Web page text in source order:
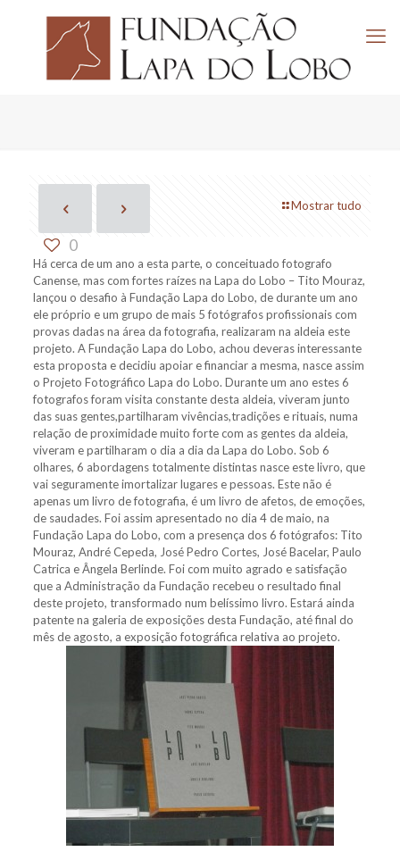
Mostrar tudo
0
Há cerca de um ano a esta parte, o conceituado fotografo
Canense, mas com fortes raízes na Lapa do Lobo – Tito Mouraz,
lançou o desafio à Fundação Lapa do Lobo, de durante um ano
ele próprio e um grupo de mais 5 fotógrafos profissionais com
provas dadas na área da fotografia, realizaram na aldeia este
projeto. A Fundação Lapa do Lobo, achou deveras interessante
esta proposta e decidiu apoiar e financiar a mesma, nasce assim
o Projeto Fotográfico Lapa do Lobo. Durante um ano estes 6
fotografos foram visita constante desta aldeia, viveram junto
das suas gentes,partilharam vivências,tradições e rituais, numa
relação de proximidade muito forte com as gentes da aldeia,
viveram e partilharam o dia a dia da Lapa do Lobo. Sob 6
olhares, 6 abordagens totalmente distintas nasce este livro, que
vai seguramente imortalizar lugares e pessoas. Este não é
apenas um livro de fotografia, é um livro de afetos, de emoções,
de saudades. Foi assim apresentado no dia 4 de maio, na
Fundação Lapa do Lobo, com a presença dos 6 fotógrafos: Tito
Mouraz, André Cepeda, José Pedro Cortes, José Bacelar, Paulo
Catrica e Ângela Berlinde. Foi com muito agrado e satisfação
que a Administração da Fundação recebeu o resultado final
deste projeto, transformado num belíssimo livro. Estará ainda
patente na galeria de exposições desta Fundação, até final do
mês de agosto, a exposição fotográfica relativa ao projeto.